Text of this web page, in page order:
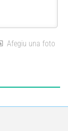
Afegiu una foto